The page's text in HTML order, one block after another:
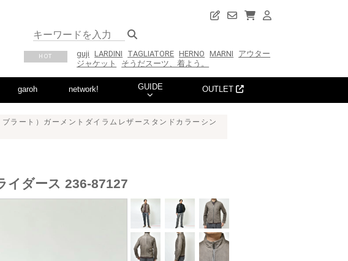
HOT guji LARDINI TAGLIATORE HERNO MARNI
アウター
ジャケット
そうだスーツ、着よう。
garoh network! GUIDE OUTLET
ラート）ガーメントダイラムレザースタンドカラーシン